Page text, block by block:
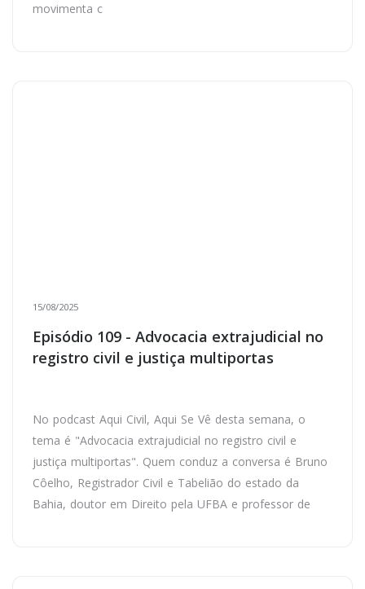
movimenta c
15/08/2025
Episódio 109 - Advocacia extrajudicial no
registro civil e justiça multiportas
No podcast Aqui Civil, Aqui Se Vê desta semana, o
tema é "Advocacia extrajudicial no registro civil e
justiça multiportas". Quem conduz a conversa é Bruno
Côelho, Registrador Civil e Tabelião do estado da
Bahia, doutor em Direito pela UFBA e professor de